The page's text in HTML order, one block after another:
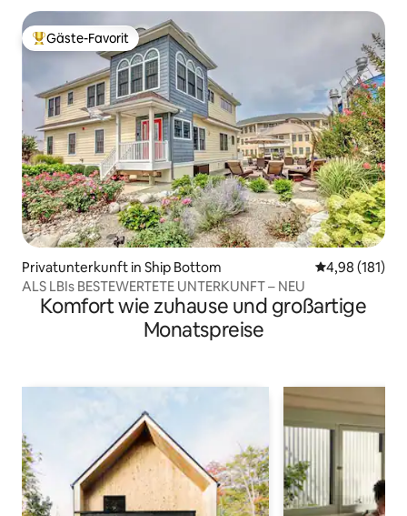
Beliebter Gäste-Favorit.
Gäste-Favorit
Privatunterkunft in Ship Bottom
4,98 (181)
ALS LBIs BESTEWERTETE UNTERKUNFT – NEU
Komfort wie zuhause und großartige
Monatspreise